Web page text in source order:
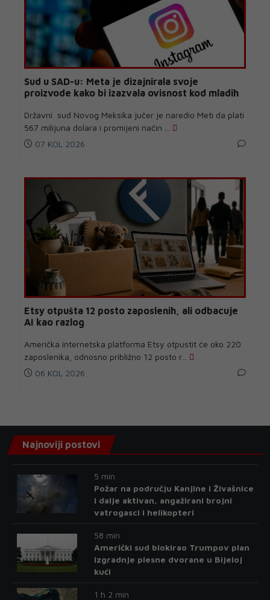
Sud u SAD-u: Meta je dizajnirala svoje
proizvode kako bi izazvala ovisnost kod mladih
Državni sud Novog Meksika jučer je naredio Meti da plati
567 milijuna dolara i promijeni način ...
07 KOL 2026
Etsy otpušta 12 posto zaposlenih, ali odbacuje
AI kao razlog
Američka internetska platforma Etsy otpustit će oko 220
zaposlenika, odnosno približno 12 posto r...
06 KOL 2026
Najnoviji postovi
5 min
Požar na području Kanjine i Živašnice
i dalje aktivan, angažirani brojni
vatrogasci i helikopteri
58 min
Američki sud blokirao Trumpov plan
izgradnje plesne dvorane u Bijeloj
kući
1 h 2 min